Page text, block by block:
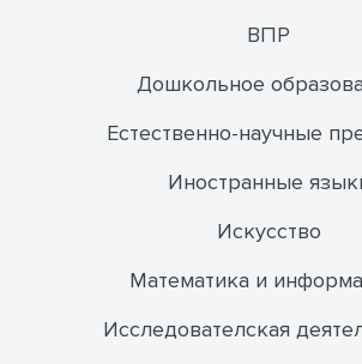
ВПР
Дошкольное
Естественно-научные
Иностранные
Искусство
Математика и
Исследователская